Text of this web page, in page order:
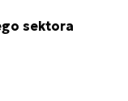
sektora